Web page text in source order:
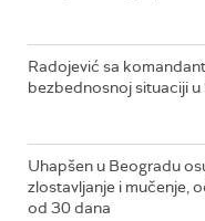
Radojević sa
bezbednosnoj situaciji
Uhapšen u Beogradu
zlostavljanje i mučenje,
od 30 dana